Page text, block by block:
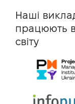
Наші
працюють
світу